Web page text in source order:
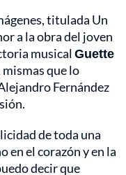
titulada Un
a la obra del joven
musicalGuette
que lo
Fernández
de toda una
en el corazón y en la
decir que